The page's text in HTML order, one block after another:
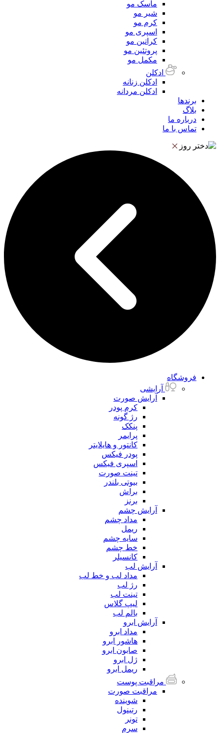
ماسک مو
شیر مو
کرم مو
اسپری مو
کراتین مو
پروتئین مو
مکمل مو
ادکلن
ادکلن زنانه
ادکلن مردانه
برندها
بلاگ
درباره ما
تماس با ما
فروشگاه
آرایشی
آرایش صورت
کرم پودر
رژ گونه
پنکک
پرایمر
کانتور و هایلایتر
پودر فیکس
اسپری فیکس
تینت صورت
بیوتی بلندر
براش
برنز
آرایش چشم
مداد چشم
ریمل
سایه چشم
خط چشم
کانسیلر
آرایش لب
مداد لب و خط لب
رژ لب
تینت لب
لیپ گلاس
بالم لب
آرایش ابرو
مداد ابرو
هاشور ابرو
صابون ابرو
ژل ابرو
ریمل ابرو
مراقبت پوست
مراقبت صورت
شوینده
رتینول
تونر
سرم